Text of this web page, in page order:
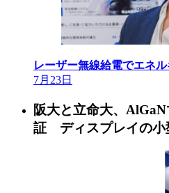
レーザー無線給電でエネ
7月23日
阪大と立命大、
証 ディスプレイの小